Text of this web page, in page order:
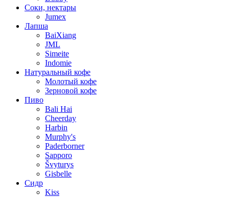
Соки, нектары
Jumex
Лапша
BaiXiang
JML
Simeite
Indomie
Натуральный кофе
Молотый кофе
Зерновой кофе
Пиво
Bali Hai
Cheerday
Harbin
Murphy's
Paderborner
Sapporo
Švyturys
Gisbelle
Сидр
Kiss